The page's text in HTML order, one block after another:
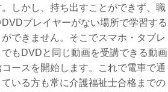
。しかし、持ち出すことができず、職
DVDプレイヤーがない場所で学習する
ができません。そこでスマホ・タブレ
でもDVDと同じ動画を受講できる動画
コースを開始します。これで電車で通
ている方も常に介護福祉士合格までの